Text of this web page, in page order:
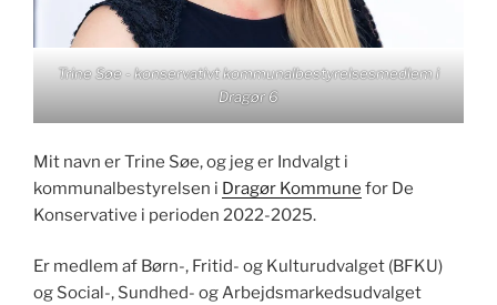
Trine Søe - konservativt kommunalbestyrelsesmedlem i
Dragør 6
Mit navn er Trine Søe, og jeg er Indvalgt i
kommunalbestyrelsen i Dragør Kommune for De
Konservative i perioden 2022-2025.
Er medlem af Børn-, Fritid- og Kulturudvalget (BFKU)
og Social-, Sundhed- og Arbejdsmarkedsudvalget